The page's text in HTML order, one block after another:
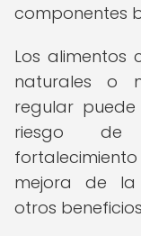
componentes
Los alimentos
naturales o
regular
riesgo de
mejora de la
otros